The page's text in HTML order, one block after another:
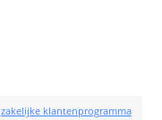
zakelijke klantenprogramma